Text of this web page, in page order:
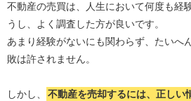
不動産の売買は、人生において何度も経
うし、よく調査した方が良いです。
あまり経験がないにも関わらず、たいへ
敗は許されません。
しかし、
不動産を売却するには、正しい